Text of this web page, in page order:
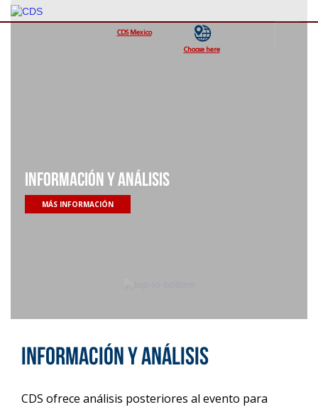
Información y análisis
MÁS INFORMACIÓN
Información y análisis
CDS ofrece análisis posteriores al evento para